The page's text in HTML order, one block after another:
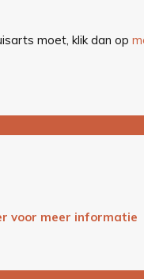
moet, klik dan op
voor meer informatie